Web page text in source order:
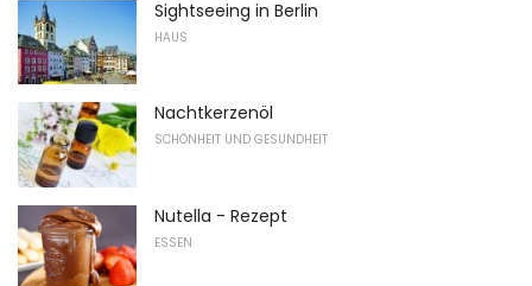
Sightseeing in Berlin
HAUS
Nachtkerzenöl
SCHÖNHEIT UND GESUNDHEIT
Nutella - Rezept
ESSEN